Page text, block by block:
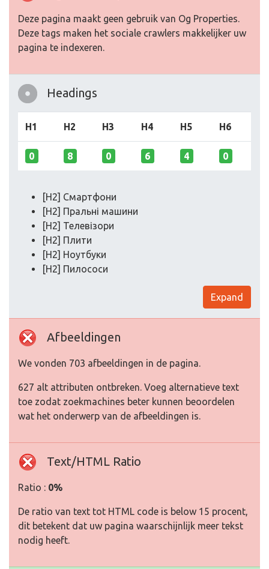
Deze pagina maakt geen gebruik van Og Properties.
Deze tags maken het sociale crawlers makkelijker uw
pagina te indexeren.
Headings
H1 H2 H3 H4 H5 H6
0 8 0 6 4 0
[H2] Смартфони
[H2] Пральні машини
[H2] Телевізори
[H2] Плити
[H2] Ноутбуки
[H2] Пилососи
Expand
Afbeeldingen
We vonden 703 afbeeldingen in de pagina.
627 alt attributen ontbreken. Voeg alternatieve text
toe zodat zoekmachines beter kunnen beoordelen
wat het onderwerp van de afbeeldingen is.
Text/HTML Ratio
Ratio : 0%
De ratio van text tot HTML code is below 15 procent,
dit betekent dat uw pagina waarschijnlijk meer tekst
nodig heeft.